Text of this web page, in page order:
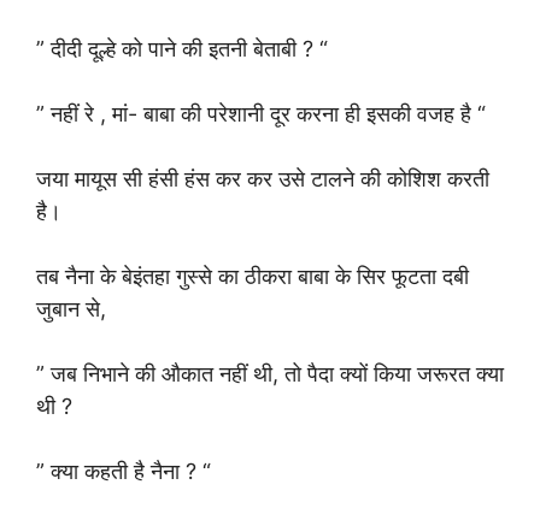
” दीदी दूल्हे को पाने की इतनी बेताबी ? “
” नहीं रे , मां- बाबा की परेशानी दूर करना ही इसकी वजह है “
जया मायूस सी हंसी हंस कर कर उसे टालने की कोशिश करती
है।
तब नैना के बेइंतहा गुस्से का ठीकरा बाबा के सिर फूटता दबी
जुबान से,
” जब निभाने की औकात नहीं थी, तो पैदा क्यों किया जरूरत क्या
थी ?
” क्या कहती है नैना ? “